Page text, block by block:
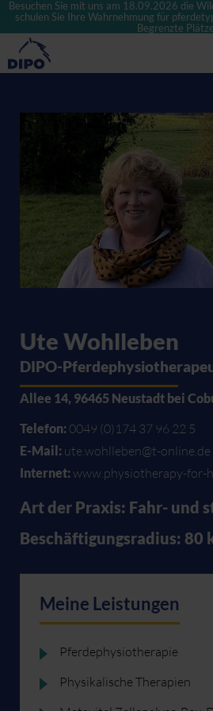
Besuchen Sie mit uns am 18.09.2026 die
schulen Sie Ihre Wahrnehmung für
Begrenzte
Ute Wohlleben
DIPO-
Allee 14, 96465 Neustadt bei
Telefon: 0049 (0)174 37 96 22 5
E-Mail: ute.wohlleben@t-online.de
Internet:www.physiotherapy-for-
Art der Praxis: Fahr- und
Beschäftigungsradius: 80
Meine Leistungen
Pferdephysiotherapie
Physikalische Therapien